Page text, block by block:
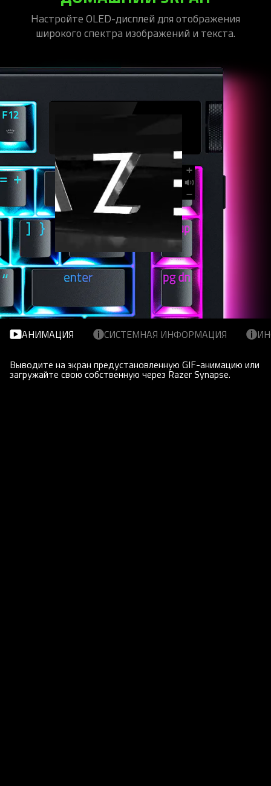
Настройте OLED-дисплей для отображения
широкого спектра изображений и текста.
100%
АНИМАЦИЯ СИСТЕМНАЯ ИНФОРМАЦИЯ
Выводите на экран предустановленную GIF-анимацию или
загружайте свою собственную через Razer Synapse.